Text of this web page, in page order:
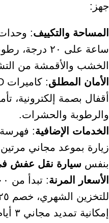
جهز:
المساحة والتكييف
الخشب والأقمشة من
الأمان المطلق
أقفال بصمة إلكترونية،
والرطوبة والحشرات.
الخدمات الإضافية:
زيارة بموعد مجاني
بنفس سيارة نقل عفش
الأسعار المرنة
إمكانية تمديد مجاني ٣ أيام.